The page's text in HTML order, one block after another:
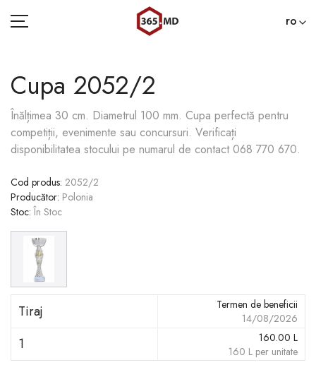
ro
ACASĂ
CATEGORII
BLOG
022 000 365
Cupa 2052/2
Înălțimea 30 cm. Diametrul 100 mm. Сupa perfectă pentru
competiții, evenimente sau concursuri. Verificați
disponibilitatea stocului pe numarul de contact 068 770 670.
Cod produs: 2052/2
Producător: Polonia
Stoc: În Stoc
Tiraj
Termen de beneficii
14/08/2026
1 160.00 L
160 L per unitate